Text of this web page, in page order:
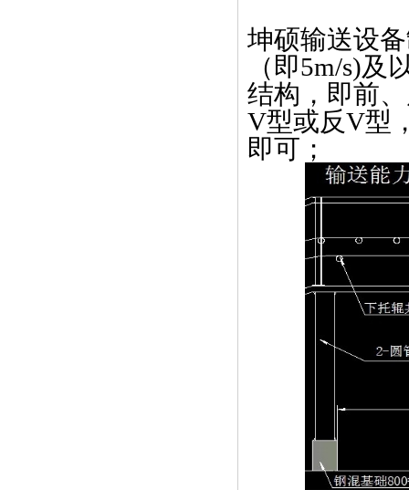
坤硕输送设
（即5m/s)及
结构，即前、
V型或反V型
即可；